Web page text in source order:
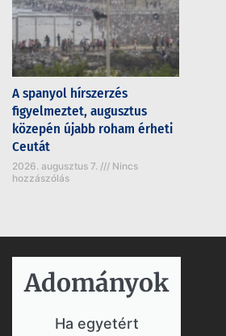
A spanyol hírszerzés
figyelmeztet, augusztus
közepén újabb roham érheti
Ceutát
2026. augusztus 7.
Nincs
hozzászólás
Adományok​
Ha egyetért